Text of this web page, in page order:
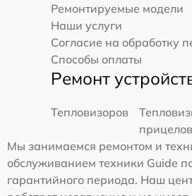
Ремонтируемые модели
Наши услуги
Согласие на обработку
Способы оплаты
Ремонт
Тепловизоров
прицелов
Мы занимаемся ремонтом и
обслуживанием техники Guide
гарантийного периода. Наш